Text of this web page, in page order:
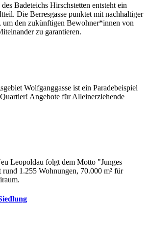
Badeteichs Hirschstetten entsteht ein
Die Berresgasse punktet mit nachhaltiger
um den zukünftigen Bewohner*innen von
zu garantieren.
Wolfganggasse ist ein Paradebeispiel
Angebote für Alleinerziehende
Leopoldau folgt dem Motto "Junges
1.255 Wohnungen, 70.000 m² für